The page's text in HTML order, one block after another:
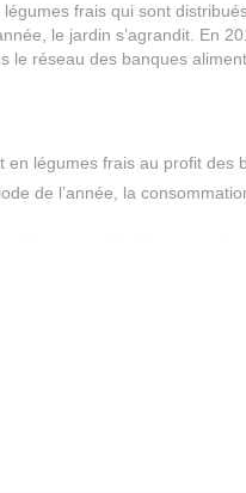
frais qui sont
le jardin s’agrandit. En
le réseau des banques
en légumes frais au profit des
de l’année, la